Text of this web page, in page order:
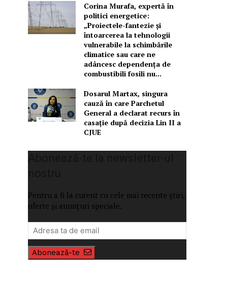
Corina Murafa, expertă în
politici energetice:
„Proiectele-fantezie și
întoarcerea la tehnologii
vulnerabile la schimbările
climatice sau care ne
adâncesc dependența de
combustibili fosili nu...
Dosarul Martax, singura
cauză în care Parchetul
General a declarat recurs în
casație după decizia Lin II a
CJUE
Pentru a fi la curent cu cele mai recente știri,
oferte și anunțuri speciale.
Abonează-te